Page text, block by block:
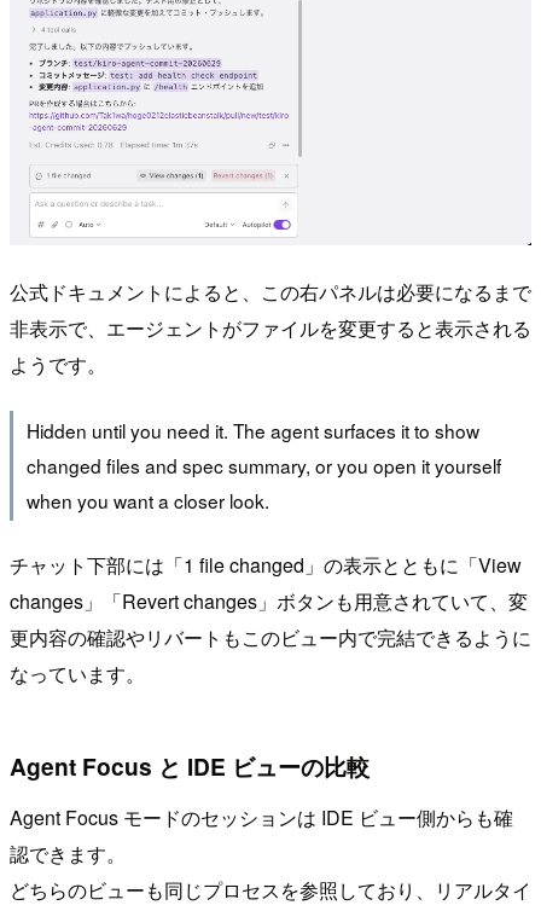
公式ドキュメントによると、この右パネルは必要になるまで
非表示で、エージェントがファイルを変更すると表示される
ようです。
Hidden until you need it. The agent surfaces it to show
changed files and spec summary, or you open it yourself
when you want a closer look.
チャット下部には「1 file changed」の表示とともに「View
changes」「Revert changes」ボタンも用意されていて、変
更内容の確認やリバートもこのビュー内で完結できるように
なっています。
Agent Focus と IDE ビューの比較
Agent Focus モードのセッションは IDE ビュー側からも確
認できます。
どちらのビューも同じプロセスを参照しており、リアルタイ